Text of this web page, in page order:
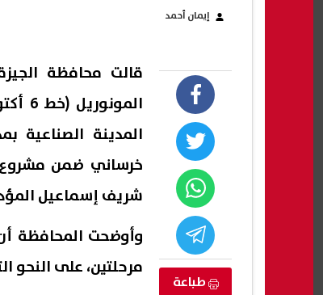
إيمان أحمد
طباعة
قالت محافظة
خرساني ضمن مشروع
شريف إسماعيل المؤدية إلى محور 26 يوليو في
مرحلتين، على النحو